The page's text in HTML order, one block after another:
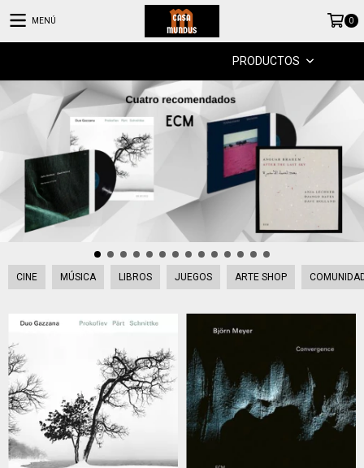
MENÚ 0
PRODUCTOS
CINE MÚSICA LIBROS JUEGOS ARTE SHOP